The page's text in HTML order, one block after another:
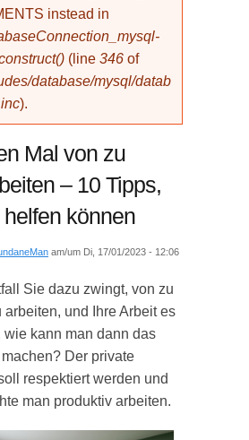
instead in
(line 346 of
database/mysql/datab
).
Mal von zu
– 10 Tipps,
können
am/um Di, 17/01/2023 - 12:06
Sie dazu zwingt, von zu
arbeiten, und Ihre Arbeit es
wie kann man dann das
Der private
respektiert werden und
man produktiv arbeiten.